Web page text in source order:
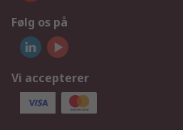
Følg os på
Vi accepterer